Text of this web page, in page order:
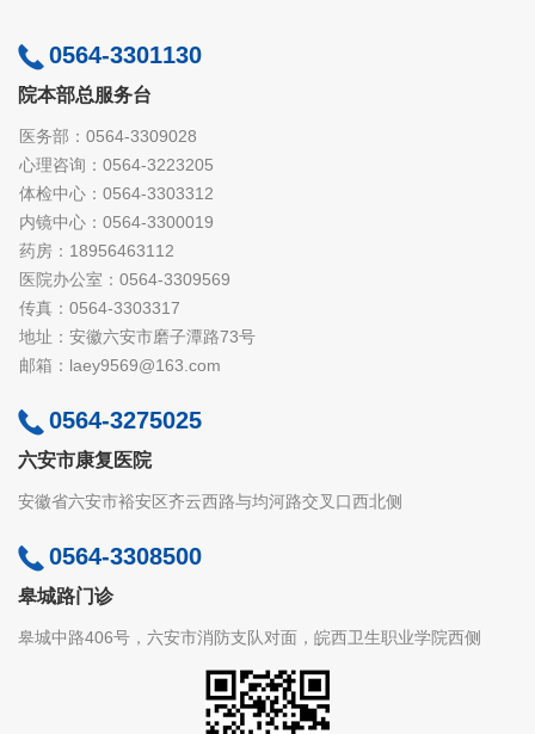
0564-3301130
院本部总服务台
医务部：0564-3309028
心理咨询：0564-3223205
体检中心：0564-3303312
内镜中心：0564-3300019
药房：18956463112
医院办公室：0564-3309569
传真：0564-3303317
地址：安徽六安市磨子潭路73号
邮箱：laey9569@163.com
0564-3275025
六安市康复医院
安徽省六安市裕安区齐云西路与均河路交叉口西北侧
0564-3308500
皋城路门诊
皋城中路406号，六安市消防支队对面，皖西卫生职业学院西侧